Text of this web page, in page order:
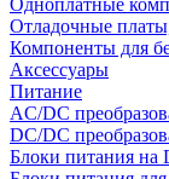
Одноплатные
Отладочные
Компоненты для
Аксессуары
Питание
AC/DC
DC/DC
Блоки питания на